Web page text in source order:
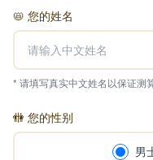
📛 您的姓名
* 请填写真实中文姓名以保证测
🚻 您的性别
男